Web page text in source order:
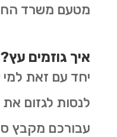
מטעם משרד
איך גוזמים עץ?
יחד עם זאת למי
לנסות לגזום את
עבורכם מקבץ